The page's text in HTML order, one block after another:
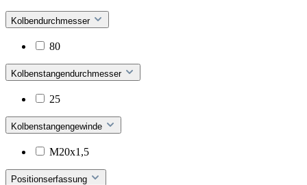
Kolbendurchmesser
80
Kolbenstangendurchmesser
25
Kolbenstangengewinde
M20x1,5
Positionserfassung